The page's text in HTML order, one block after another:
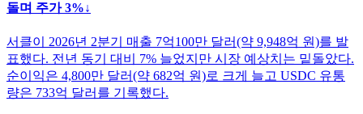
돌며 주가 3%↓
서클이 2026년 2분기 매출 7억100만 달러(약 9,948억 원)를 발
표했다. 전년 동기 대비 7% 늘었지만 시장 예상치는 밑돌았다.
순이익은 4,800만 달러(약 682억 원)로 크게 늘고 USDC 유통
량은 733억 달러를 기록했다.